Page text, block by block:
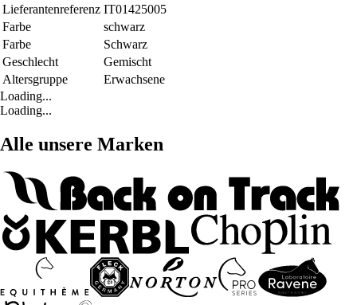
Lieferantenreferenz IT01425005
Farbe
schwarz
Farbe
Schwarz
Geschlecht
Gemischt
Altersgruppe
Erwachsene
Loading...
Loading...
Alle unsere Marken